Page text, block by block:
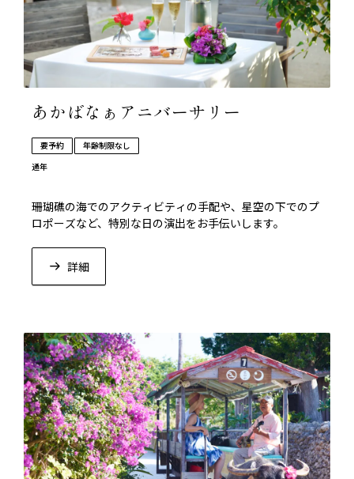
あかばなぁアニバーサリー
要予約
年齢制限なし
通年
珊瑚礁の海でのアクティビティの手配や、星空の下でのプ
ロポーズなど、特別な日の演出をお手伝いします。
詳細